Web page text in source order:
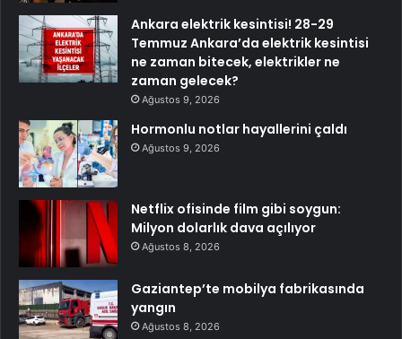
Ankara elektrik kesintisi! 28-29
Temmuz Ankara’da elektrik kesintisi
ne zaman bitecek, elektrikler ne
zaman gelecek?
Ağustos 9, 2026
Hormonlu notlar hayallerini çaldı
Ağustos 9, 2026
Netflix ofisinde film gibi soygun:
Milyon dolarlık dava açılıyor
Ağustos 8, 2026
Gaziantep’te mobilya fabrikasında
yangın
Ağustos 8, 2026